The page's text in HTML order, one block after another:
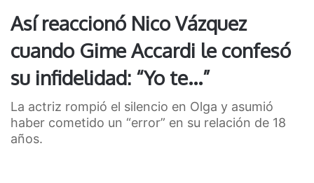
Así reaccionó Nico Vázquez
cuando Gime Accardi le confesó
su infidelidad: “Yo te…”
La actriz rompió el silencio en Olga y asumió
haber cometido un “error” en su relación de 18
años.